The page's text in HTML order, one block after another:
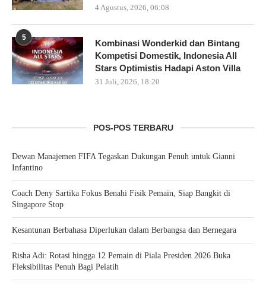
4 Agustus, 2026, 06:08
5
Kombinasi Wonderkid dan Bintang
Kompetisi Domestik, Indonesia All
Stars Optimistis Hadapi Aston Villa
31 Juli, 2026, 18:20
POS-POS TERBARU
Dewan Manajemen FIFA Tegaskan Dukungan Penuh untuk Gianni
Infantino
Coach Deny Sartika Fokus Benahi Fisik Pemain, Siap Bangkit di
Singapore Stop
Kesantunan Berbahasa Diperlukan dalam Berbangsa dan Bernegara
Risha Adi: Rotasi hingga 12 Pemain di Piala Presiden 2026 Buka
Fleksibilitas Penuh Bagi Pelatih